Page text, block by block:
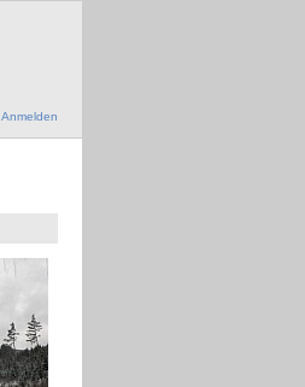
Anmelden